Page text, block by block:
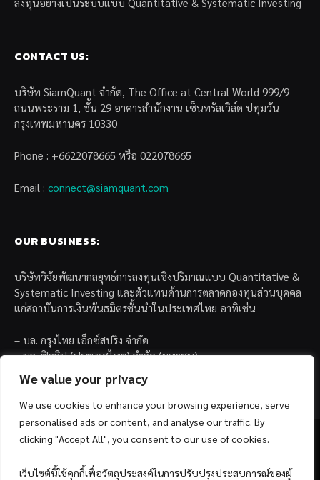
We value your privacy
We use cookies to enhance your browsing experience, serve
personalised ads or content, and analyse our traffic. By
clicking "Accept All", you consent to our use of cookies.
เว็บไซต์นี้ใช้คุกกี้เพื่อวัตถุประสงค์ในการปรับปรุงประสบการณ์ของผู้
CONTACT US:
บริษัท SiamQuant จำกัด, The Office at Central World 999/9
ถนนพระราม 1, ชั้น 29 อาคารสำนักงาน เซ็นทรัลเวิล์ด ปทุมวัน
กรุงเทพมหานคร 10330
Phone : +6622078665 หรือ 022078665
Email : connect@siamquant.com
OUR BUSINESS:
บริษัทวิจัยพัฒนากลยุทธ์การลงทุนเชิงปริมาณแบบ Quantitative &
Systematic Investing และตัวแทนด้านการตลาดกองทุนส่วนบุคคล
แก่สถาบันการเงินพันธมิตรชั้นนำในประเทศไทย อาทิเช่น
– บล. กรุงไทย เอ็กซ์สปริง จำกัด
– บล. ฟิลลิป (ประเทศไทย) จำกัด (มหาชน)
– บล. บียอนด์ จำกัด (มหาชน)
FacebookYouTube